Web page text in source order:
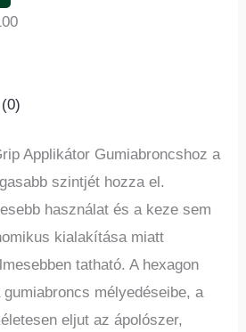
Applikátor Gumiabroncshoz a
szintjét hozza el.
használat és a keze sem
kialakítása miatt
tatható. A hexagon
mélyedéseibe, a
eljut az ápolószer,